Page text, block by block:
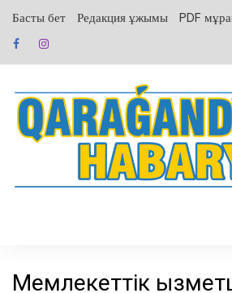
содержанию
Басты бет Редакция ұжымы PDF
Мемлекеттік